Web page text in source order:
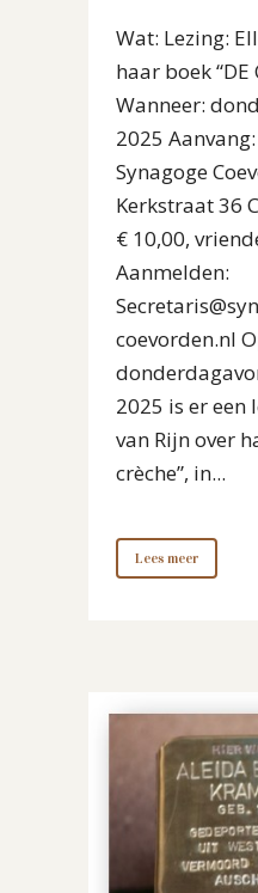
Wat: Lezing:
haar boek “DE
Wanneer:
2025
Synagoge
Kerkstraat 36
€ 10,00,
Aanmelden:
coevorden.nl
2025 is er een
van Rijn over
crèche”, in...
Lees meer